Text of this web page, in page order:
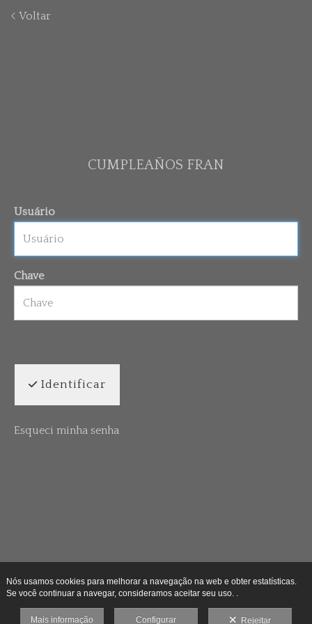
Voltar
CUMPLEAÑOS FRAN
Usuário
Chave
Identificar
Esqueci minha senha
Nós usamos cookies para melhorar a navegação na web e obter estatísticas.
Se você continuar a navegar, consideramos aceitar seu uso. .
Mais informação Configurar Rejeitar